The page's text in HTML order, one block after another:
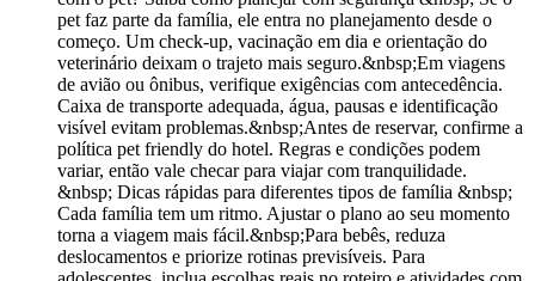
pet faz parte da família, ele entra no planejamento desde o
começo. Um check-up, vacinação em dia e orientação do
veterinário deixam o trajeto mais seguro.&nbsp;Em viagens
de avião ou ônibus, verifique exigências com antecedência.
Caixa de transporte adequada, água, pausas e identificação
visível evitam problemas.&nbsp;Antes de reservar, confirme a
política pet friendly do hotel. Regras e condições podem
variar, então vale checar para viajar com tranquilidade.
&nbsp; Dicas rápidas para diferentes tipos de família &nbsp;
Cada família tem um ritmo. Ajustar o plano ao seu momento
torna a viagem mais fácil.&nbsp;Para bebês, reduza
deslocamentos e priorize rotinas previsíveis. Para